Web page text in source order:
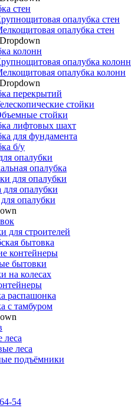
стен
опалубка стен
опалубка стен
колонн
опалубка колонн
опалубка колонн
перекрытий
стойки
стойки
лифтовых шахт
для фундамента
б/у
опалубки
опалубка
для опалубки
для опалубки
опалубки
для строителей
бытовка
контейнеры
бытовки
на колесах
распашонка
с тамбуром
леса
леса
подъёмники
54